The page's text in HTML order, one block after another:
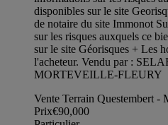
disponibles sur le site
de notaire du site Immonot
sur les risques auxquels ce
sur le site Géorisques + Les
l'acheteur. Vendu par :
MORTEVEILLE-FLEURY
Vente Terrain Questembert -
Prix€90,000